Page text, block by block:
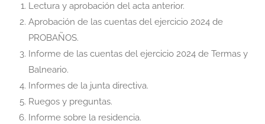
Lectura y aprobación del acta anterior.
Aprobación de las cuentas del ejercicio 2024 de
PROBAÑOS.
Informe de las cuentas del ejercicio 2024 de Termas y
Balneario.
Informes de la junta directiva.
Ruegos y preguntas.
Informe sobre la residencia.